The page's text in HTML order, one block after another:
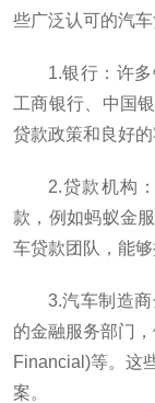
些广泛认可的汽车
1.银行：许
工商银行、中国
贷款政策和良好的
2.贷款机构
款，例如蚂蚁金
车贷款团队，能够
3.汽车制造
的金融服务部门
Financial)等。这
案。